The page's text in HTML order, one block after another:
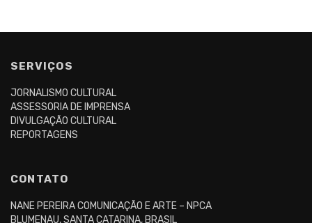
SERVIÇOS
JORNALISMO CULTURAL
ASSESSORIA DE IMPRENSA
DIVULGAÇÃO CULTURAL
REPORTAGENS
CONTATO
NANE PEREIRA COMUNICAÇÃO E ARTE – NPCA
BLUMENAU, SANTA CATARINA, BRASIL